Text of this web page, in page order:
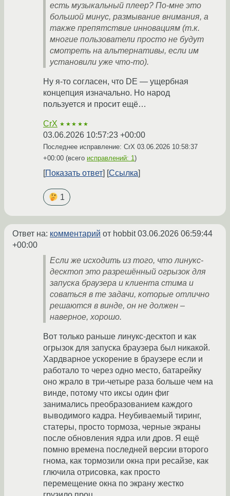
есть музыкальный плеер? По-мне это
большой минус, размывание внимания, а
также препятствие инновациям (т.к.
многие пользователи просто не будут
смотреть на альтернативы, если им
установили уже что-то).
Ну я-то согласен, что DE — ущербная
концепция изначально. Но народ
пользуется и просит ещё…
CrX ★★★★★
03.06.2026 10:57:23 +00:00
Последнее исправление: CrX 03.06.2026 10:58:37
+00:00 (всего исправлений: 1 )
Показать ответ Ссылка
1
Ответ на: комментарий от hobbit03.06.2026 06:59:44
+00:00
Если же исходить из того, что линукс-
десктоп это разрешённый огрызок для
запуска браузера и клиента стима и
соваться в те задачи, которые отлично
решаются в винде, он не должен –
наверное, хорошо.
Вот только раньше линукс-десктоп и как
огрызок для запуска браузера был никакой.
Хардварное ускорение в браузере если и
работало то через одно место, батарейку
оно жрало в три-четыре раза больше чем на
винде, потому что иксы один фиг
занимались преобразованием каждого
выводимого кадра. Неубиваемый тиринг,
статеры, просто тормоза, черные экраны
после обновления ядра или дров. Я ещё
помню времена последней версии второго
гнома, как тормозили окна при ресайзе, как
глючила отрисовка, как просто
перемещение окна по экрану жестко